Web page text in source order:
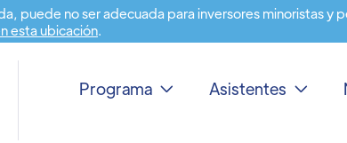
puede no ser adecuada para inversores
esta ubicación.
Programa  Asistentes 